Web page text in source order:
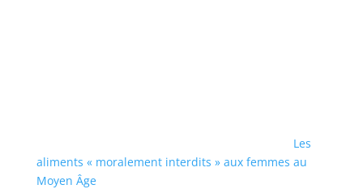
Les
aliments « moralement interdits » aux femmes au
Moyen Âge